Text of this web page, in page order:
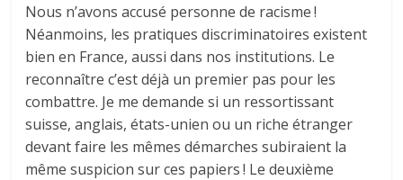
Nous n’avons accusé personne de racisme !
Néanmoins, les pratiques discriminatoires existent
bien en France, aussi dans nos institutions. Le
reconnaître c’est déjà un premier pas pour les
combattre. Je me demande si un ressortissant
suisse, anglais, états-unien ou un riche étranger
devant faire les mêmes démarches subiraient la
même suspicion sur ces papiers ! Le deuxième